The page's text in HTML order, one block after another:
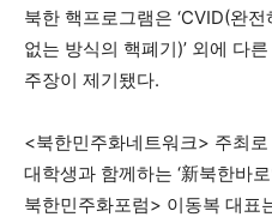
북한 핵프로그램은 ‘CVID(완
없는 방식의 핵폐기)’ 외에 다
주장이 제기됐다.
<북한민주화네트워크> 주최
대학생과 함께하는 ‘新북한바
북한민주화포럼> 이동복 대표